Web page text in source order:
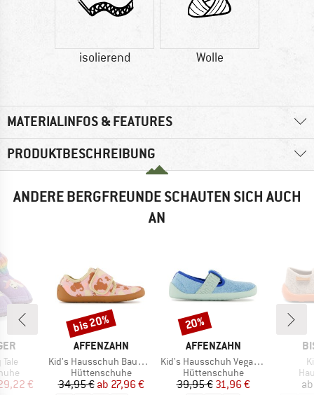
isolierend Wolle
MATERIALINFOS & FEATURES
PRODUKTBESCHREIBUNG
ANDERE BERGFREUNDE SCHAUTEN SICH AUCH
AN
Preis
€
MARKE
AFFENZAHN
Artikel
Kid's Hausschuh Baumwolle Movy
Produktgruppe
Hüttenschuhe
Preis
34,95 € reduzierter Preis
ab 27,96 €
Rabatt
bis 20%
MARKE
AFFENZAHN
Artikel
Kid's Hausschuh Vegan Dreamy
Produktgruppe
Hüttenschuhe
Preis
39,95 €reduzierter Preis
31,96 €
Rabatt
20%
ab